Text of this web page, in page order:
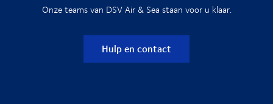
Onze teams van DSV Air & Sea staan voor u klaar.
Hulp en contact